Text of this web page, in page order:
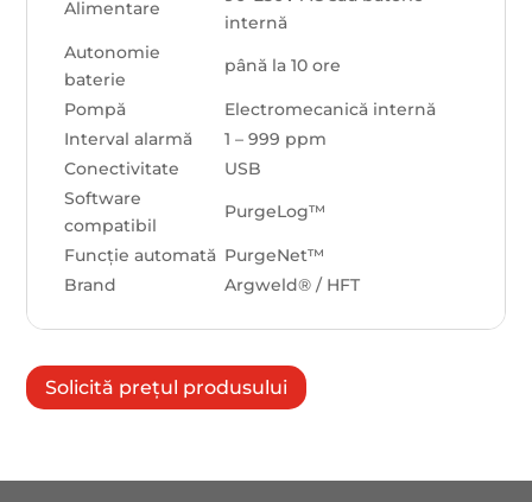
Alimentare
internă
Autonomie
baterie
până la 10 ore
Pompă
Electromecanică internă
Interval alarmă
1 – 999 ppm
Conectivitate
USB
Software
compatibil
PurgeLog™
Funcție automată PurgeNet™
Brand
Argweld® / HFT
Solicită prețul produsului